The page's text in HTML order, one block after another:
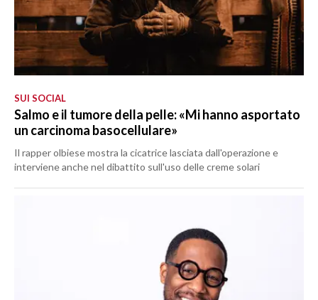
SUI SOCIAL
Salmo e il tumore della pelle: «Mi hanno asportato
un carcinoma basocellulare»
Il rapper olbiese mostra la cicatrice lasciata dall'operazione e
interviene anche nel dibattito sull'uso delle creme solari